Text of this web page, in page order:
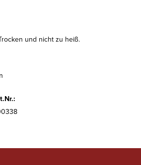
und nicht zu heiß.